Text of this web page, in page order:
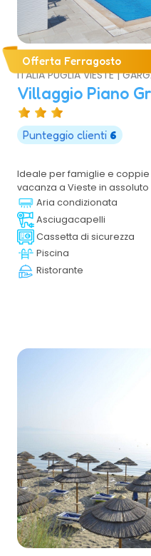
Offerta Ferragosto
ITALIA PUGLIA VIESTE |
Villaggio Piano
Punteggio clienti 6
Ideale per famiglie e
vacanza a Vieste in assoluto
immerso nel verde, si trova
Vieste a Peschici, in uno
Gargano.
Aria condizionata
Asciugacapelli
Cassetta di sicurezza
Piscina
Ristorante